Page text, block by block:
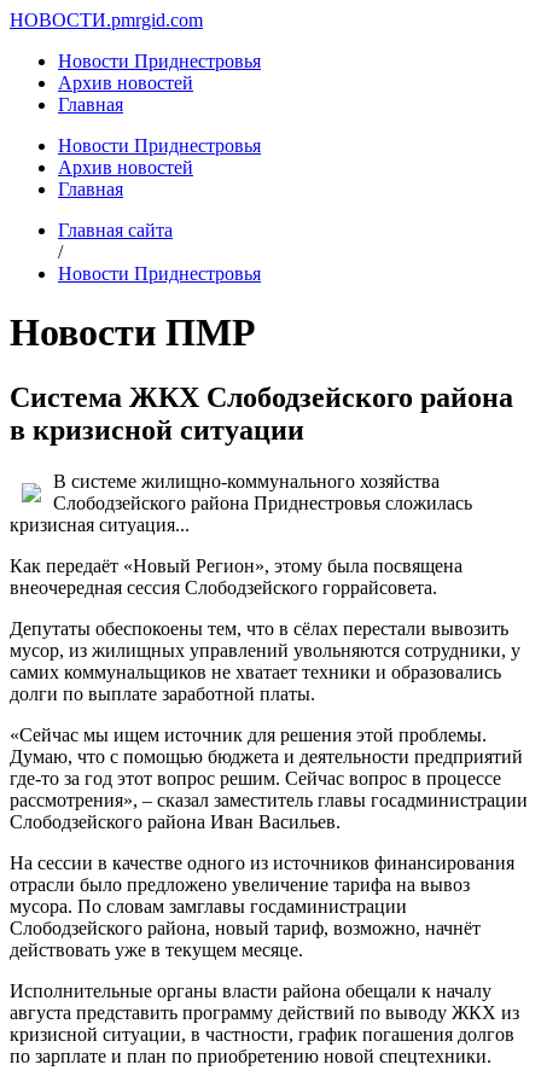
НОВОСТИ.pmrgid.com
Новости Приднестровья
Архив новостей
Главная
Новости Приднестровья
Архив новостей
Главная
Главная сайта
/
Новости Приднестровья
Новости ПМР
Система ЖКХ Слободзейского района
в кризисной ситуации
В системе жилищно-коммунального хозяйства
Слободзейского района Приднестровья сложилась
кризисная ситуация...
Как передаёт «Новый Регион», этому была посвящена
внеочередная сессия Слободзейского горрайсовета.
Депутаты обеспокоены тем, что в сёлах перестали вывозить
мусор, из жилищных управлений увольняются сотрудники, у
самих коммунальщиков не хватает техники и образовались
долги по выплате заработной платы.
«Сейчас мы ищем источник для решения этой проблемы.
Думаю, что с помощью бюджета и деятельности предприятий
где-то за год этот вопрос решим. Сейчас вопрос в процессе
рассмотрения», – сказал заместитель главы госадминистрации
Слободзейского района Иван Васильев.
На сессии в качестве одного из источников финансирования
отрасли было предложено увеличение тарифа на вывоз
мусора. По словам замглавы госдаминистрации
Слободзейского района, новый тариф, возможно, начнёт
действовать уже в текущем месяце.
Исполнительные органы власти района обещали к началу
августа представить программу действий по выводу ЖКХ из
кризисной ситуации, в частности, график погашения долгов
по зарплате и план по приобретению новой спецтехники.